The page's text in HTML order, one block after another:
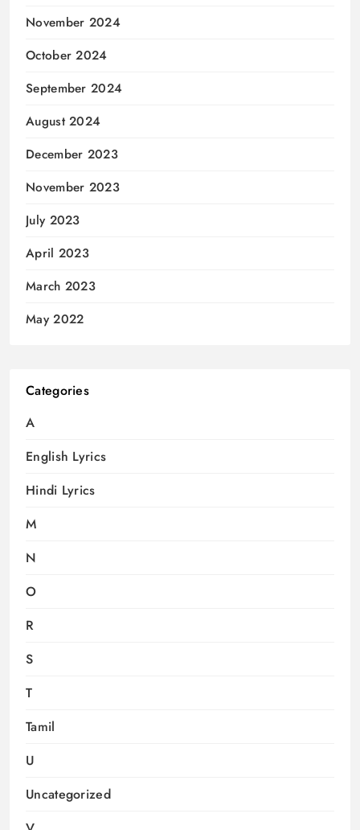
November 2024
October 2024
September 2024
August 2024
December 2023
November 2023
July 2023
April 2023
March 2023
May 2022
Categories
A
English Lyrics
Hindi Lyrics
M
N
O
R
S
T
Tamil
U
Uncategorized